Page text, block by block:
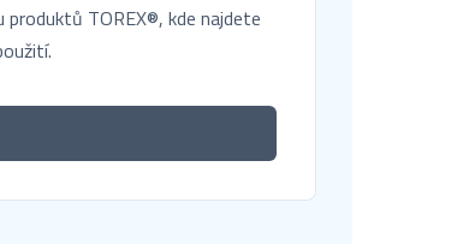
produktů TOREX®, kde najdete